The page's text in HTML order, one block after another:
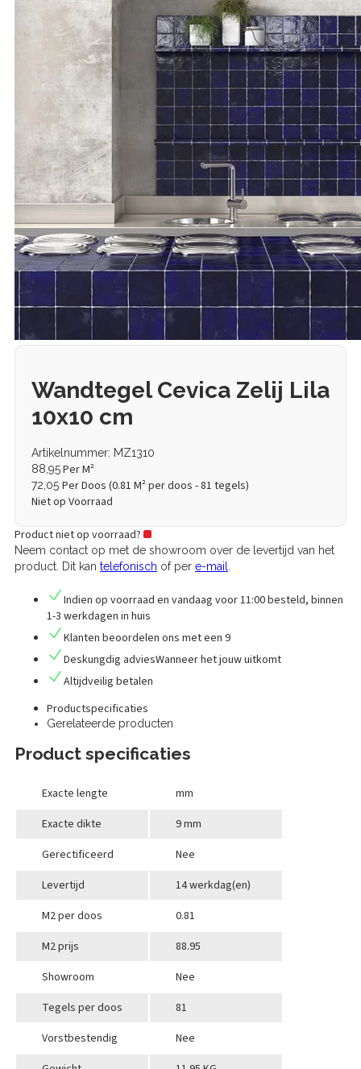
Wandtegel Cevica Zelij Lila
10x10 cm
Artikelnummer: MZ1310
88,95Per M²
72,05 Per Doos (0.81 M² per doos - 81 tegels)
Niet op Voorraad
Product niet op voorraad?
Neem contact op met de showroom over de levertijd van het
product. Dit kan telefonisch of per e-mail
Indien op voorraad en vandaag voor 11:00 besteld, binnen
1-3 werkdagen in huis
Klanten beoordelen ons met een 9
Deskungdig adviesWanneer het jouw uitkomt
Altijdveilig betalen
Productspecificaties
Gerelateerde producten
Product specificaties
Exacte lengte
mm
Exacte dikte
9 mm
Gerectificeerd
Nee
Levertijd
14 werkdag(en)
M2 per doos
0.81
M2 prijs
88.95
Showroom
Nee
Tegels per doos
81
Vorstbestendig
Nee